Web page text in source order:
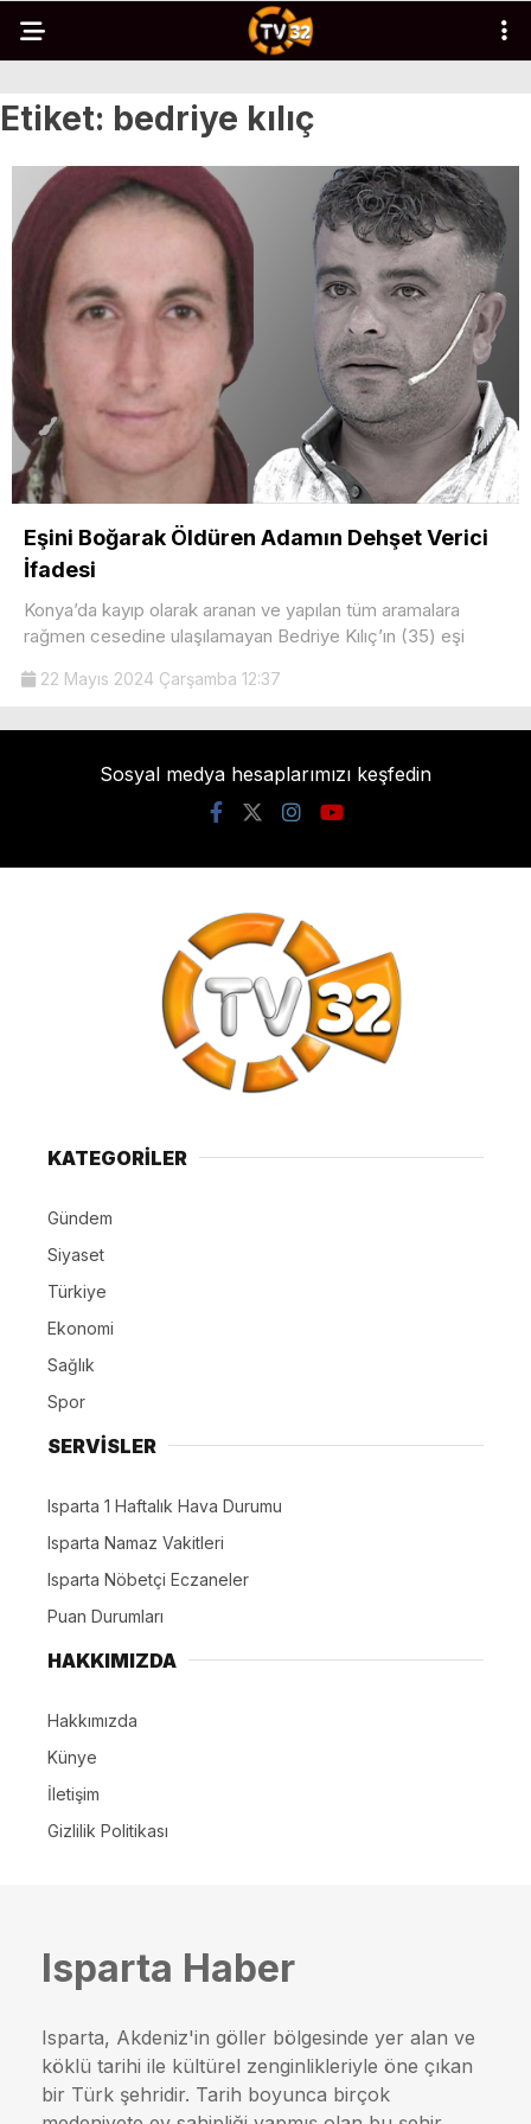
Etiket: bedriye kılıç
Eşini Boğarak Öldüren Adamın Dehşet Verici
İfadesi
Konya’da kayıp olarak aranan ve yapılan tüm aramalara
rağmen cesedine ulaşılamayan Bedriye Kılıç’ın (35) eşi
22 Mayıs 2024 Çarşamba 12:37
Sosyal medya hesaplarımızı keşfedin
KATEGORİLER
Gündem
Siyaset
Türkiye
Ekonomi
Sağlık
Spor
SERVİSLER
Isparta 1 Haftalık Hava Durumu
Isparta Namaz Vakitleri
Isparta Nöbetçi Eczaneler
Puan Durumları
HAKKIMIZDA
Hakkımızda
Künye
İletişim
Gizlilik Politikası
Isparta Haber
Isparta, Akdeniz'in göller bölgesinde yer alan ve
köklü tarihi ile kültürel zenginlikleriyle öne çıkan
bir Türk şehridir. Tarih boyunca birçok